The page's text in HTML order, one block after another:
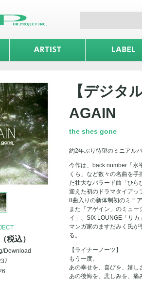
税込）
Download
【デジタ
AGAIN
the shes gone
約2年ぶり待望のミニアル
今作は、back number「水
くら」など数々の名曲を
た壮大なバラード曲「ひら
迎えた初のドラマタイアッ
8曲入りの新体制初のミニ
また「アゲイン」のミュ
イ」、SIX LOUNGE「リ
マンガ家のますだみく氏
る。
【ライナーノーツ】
もう一度。
あの幸せを、喜びを、嬉し
あの後悔を、悲しみを、痛